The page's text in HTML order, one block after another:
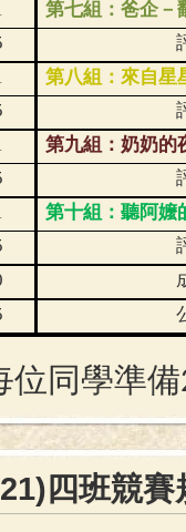
第七組：爸企－
第八組：來自星
第九組：奶奶的
第十組：聽阿嬤
位同學準備
四班競賽